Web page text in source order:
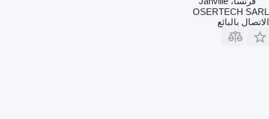
OSERTECH SARL
الاتصال بالبائع